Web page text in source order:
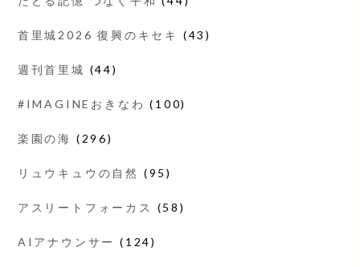
首里城2026 復興のキセキ (43)
週刊首里城 (44)
#IMAGINEおきなわ (100)
楽園の海 (296)
リュウキュウの自然 (95)
アスリートフォーカス (58)
AIアナウンサー (124)